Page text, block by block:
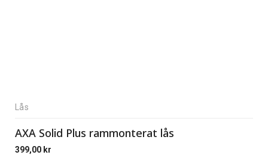
Lås
AXA Solid Plus rammonterat lås
399,00 kr